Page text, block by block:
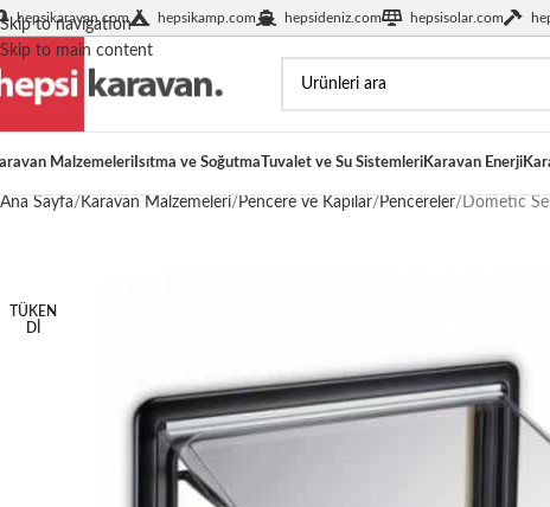
Skip to navigation
Skip to main content
hepsikaravan.com hepsikamp.com hepsideniz.com hepsisolar.com
Malzemeleri Isıtma ve SoğutmaTuvalet ve Su SistemleriKaravan Enerji
Ana Sayfa Karavan Malzemeleri Pencere ve Kapılar Pencereler Dometic
TÜKEN
DI